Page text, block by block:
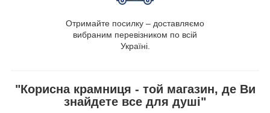
Отримайте посилку – доставляємо
вибраним перевізником по всій
Україні.
"Корисна крамниця - той магазин, де Ви
знайдете все для душі"